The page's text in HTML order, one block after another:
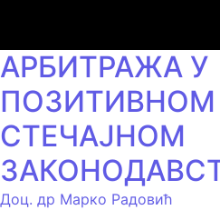
АРБИТРАЖА У
СТЕЧАЈНОМ
Доц. др Марко Радовић